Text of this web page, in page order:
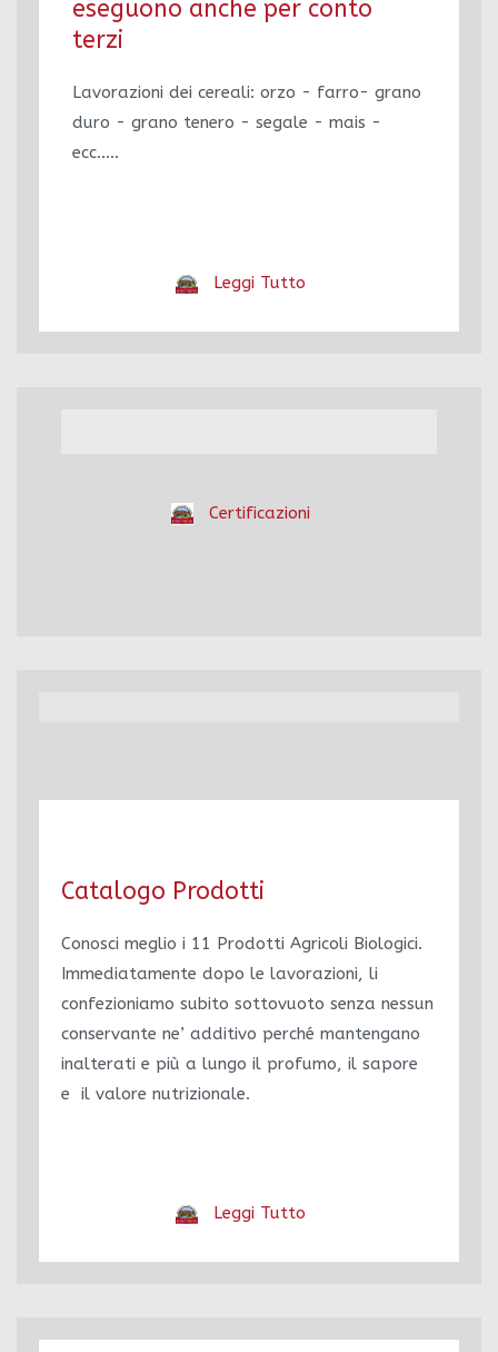
eseguono anche per conto
terzi
Lavorazioni dei cereali: orzo - farro- grano
duro - grano tenero - segale - mais -
ecc.....
Leggi Tutto
Certificazioni
Catalogo Prodotti
Conosci meglio i 11 Prodotti Agricoli Biologici.
Immediatamente dopo le lavorazioni, li
confezioniamo subito sottovuoto senza nessun
conservante ne’ additivo perché mantengano
inalterati e più a lungo il profumo, il sapore
e il valore nutrizionale.
Leggi Tutto